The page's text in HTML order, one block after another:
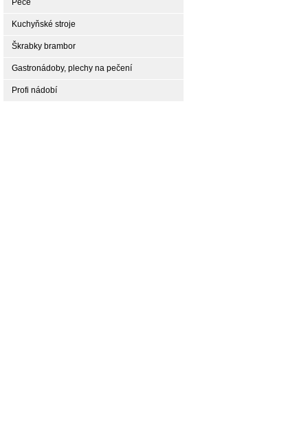
Pece
Kuchyňské stroje
Škrabky brambor
Gastronádoby, plechy na pečení
Profi nádobí